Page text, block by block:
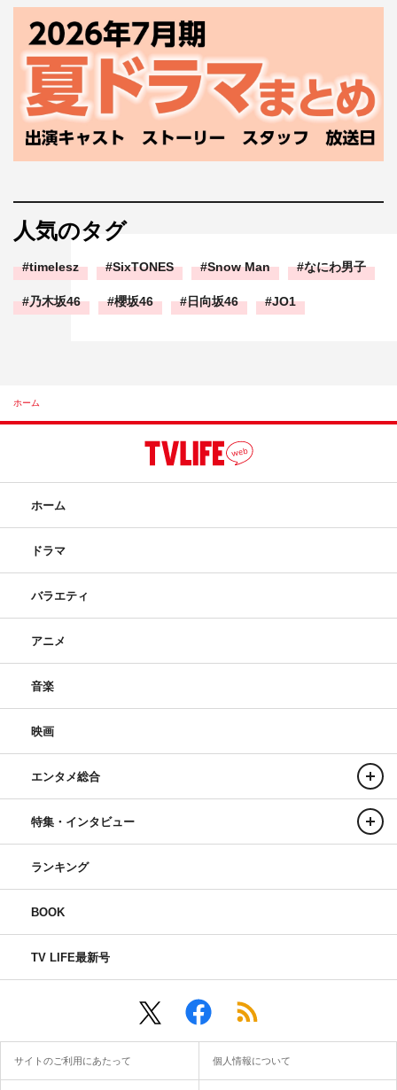
人気のタグ
timelesz SixTONES Snow Man なにわ男子
乃木坂46 櫻坂46 日向坂46 JO1
ホーム
ホーム
ドラマ
バラエティ
アニメ
音楽
映画
エンタメ総合
特集・インタビュー
ランキング
BOOK
TV LIFE最新号
サイトのご利用にあたって 個人情報について